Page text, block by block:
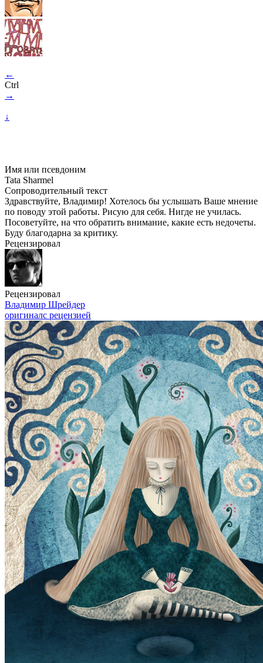
←
Ctrl
→
↓
Имя или псевдоним
Tata Sharmel
Сопроводительный текст
Здравствуйте, Владимир! Хотелось бы услышать Ваше мнение
по поводу этой работы. Рисую для себя. Нигде не училась.
Посоветуйте, на что обратить внимание, какие есть недочеты.
Буду благодарна за критику.
Рецензировал
Рецензировал
Владимир Шрейдер
оригиналс рецензией